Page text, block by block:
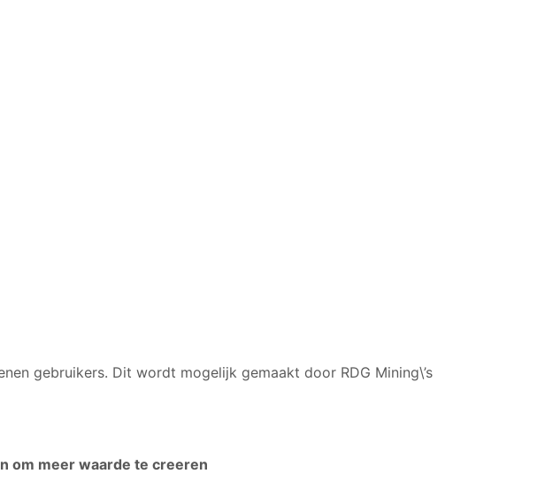
gebruikers. Dit wordt mogelijk gemaakt door RDG Mining\’s
om meer waarde te creeren